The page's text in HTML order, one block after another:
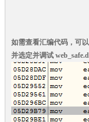
如需查看汇编代码，可
并选定并调试